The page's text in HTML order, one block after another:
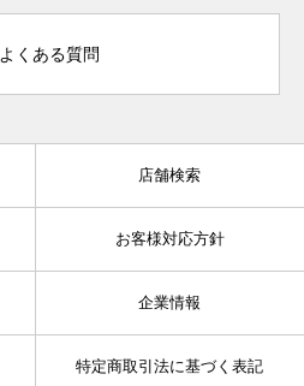
よくある質問
店舗検索
お客様対応方針
企業情報
特定商取引法に基づく表記